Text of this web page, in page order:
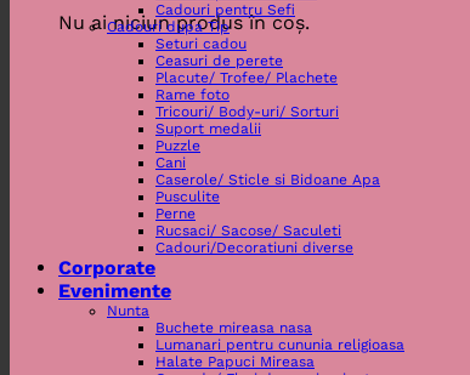
Nu ai niciun produs în coș.
Cadouri pentru Sefi
Cadouri dupa Tip
Seturi cadou
Ceasuri de perete
Placute/ Trofee/ Plachete
Rame foto
Tricouri/ Body-uri/ Sorturi
Suport medalii
Puzzle
Cani
Caserole/ Sticle si Bidoane Apa
Pusculite
Perne
Rucsaci/ Sacose/ Saculeti
Cadouri/Decoratiuni diverse
Corporate
Evenimente
Nunta
Buchete mireasa nasa
Lumanari pentru cununia religioasa
Halate Papuci Mireasa